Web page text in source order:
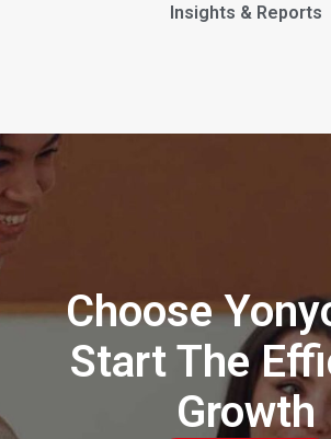
Insights & Reports
Choose
Start The
Growth